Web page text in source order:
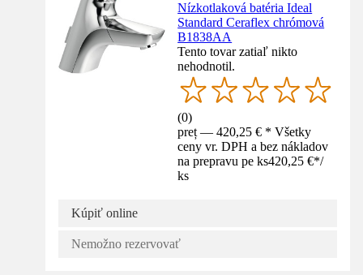
Nízkotlaková batéria Ideal
Standard Ceraflex chrómová
B1838AA
Tento tovar zatiaľ nikto
nehodnotil.
(0)
preț — 420,25 € * Všetky
ceny vr. DPH a bez nákladov
na prepravu pe ks420,25 €*/
ks
Kúpiť online
Nemožno rezervovať